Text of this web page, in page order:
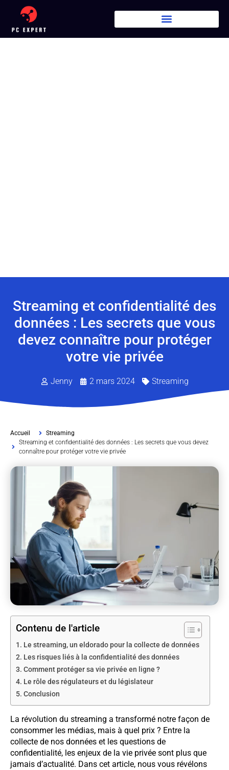
Streaming et confidentialité des
données : Les secrets que vous
devez connaître pour protéger
votre vie privée
Jenny 2 mars 2024 Streaming
Accueil
Streaming
Streaming et confidentialité des données : Les secrets que vous devez
connaître pour protéger votre vie privée
Contenu de l'article
Le streaming, un eldorado pour la collecte de données
Les risques liés à la confidentialité des données
Comment protéger sa vie privée en ligne ?
Le rôle des régulateurs et du législateur
Conclusion
La révolution du streaming a transformé notre façon de
consommer les médias, mais à quel prix ? Entre la
collecte de nos données et les questions de
confidentialité, les enjeux de la vie privée sont plus que
jamais d’actualité. Dans cet article, nous vous révélons